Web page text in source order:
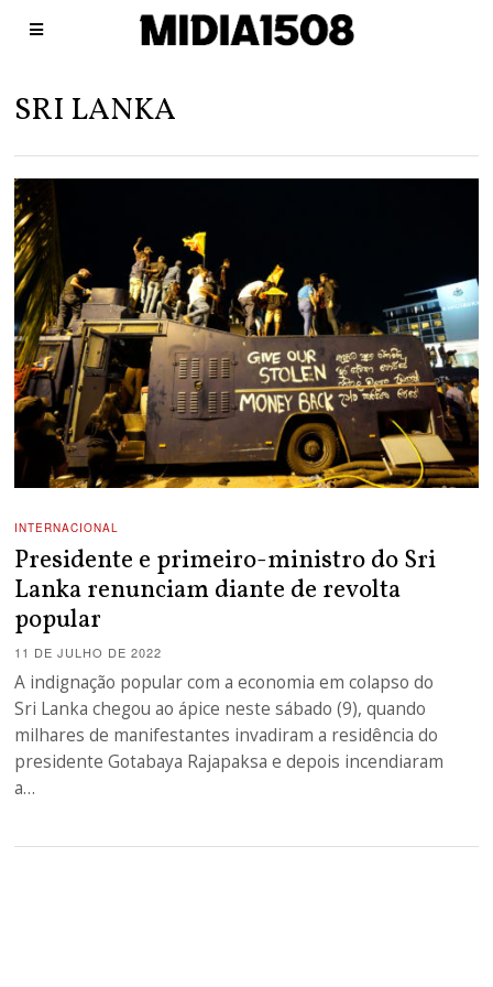
SRI LANKA
INTERNACIONAL
Presidente e primeiro-ministro do Sri
Lanka renunciam diante de revolta
popular
11 DE JULHO DE 2022
A indignação popular com a economia em colapso do
Sri Lanka chegou ao ápice neste sábado (9), quando
milhares de manifestantes invadiram a residência do
presidente Gotabaya Rajapaksa e depois incendiaram
a…